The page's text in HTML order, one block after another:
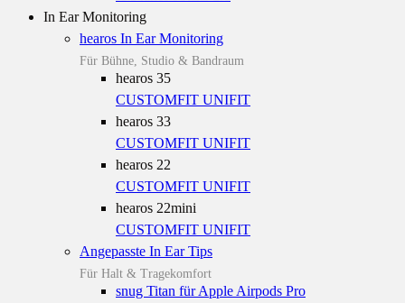
In Ear Monitoring
hearos In Ear Monitoring
Für Bühne, Studio & Bandraum
hearos 35
CUSTOMFIT UNIFIT
hearos 33
CUSTOMFIT UNIFIT
hearos 22
CUSTOMFIT UNIFIT
hearos 22mini
CUSTOMFIT UNIFIT
Angepasste In Ear Tips
Für Halt & Tragekomfort
snug Titan für Apple Airpods Pro